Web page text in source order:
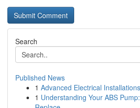
Search
Published News
1 Advanced Electrical
1 Understanding Your ABS